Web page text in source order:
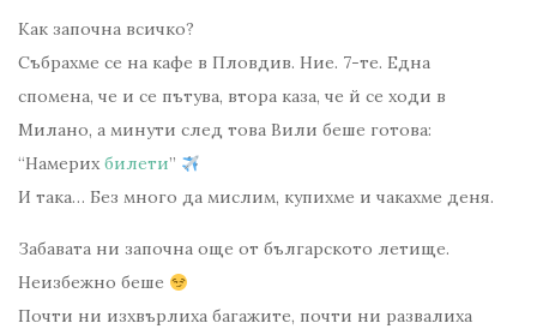
Как започна всичко?
Събрахме се на кафе в Пловдив. Ние. 7-те. Една
спомена, че и се пътува, втора каза, че й се ходи в
Милано, а минути след това Вили беше готова:
“Намерих билети”
И така… Без много да мислим, купихме и чакахме деня.
Забавата ни започна още от българското летище.
Неизбежно беше
Почти ни изхвърлиха багажите, почти ни развалиха